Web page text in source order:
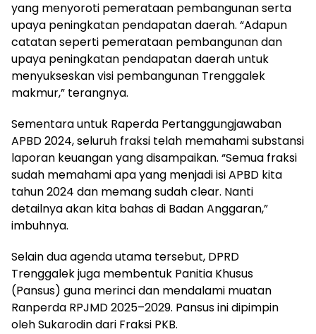
yang menyoroti pemerataan pembangunan serta
upaya peningkatan pendapatan daerah. “Adapun
catatan seperti pemerataan pembangunan dan
upaya peningkatan pendapatan daerah untuk
menyukseskan visi pembangunan Trenggalek
makmur,” terangnya.
Sementara untuk Raperda Pertanggungjawaban
APBD 2024, seluruh fraksi telah memahami substansi
laporan keuangan yang disampaikan. “Semua fraksi
sudah memahami apa yang menjadi isi APBD kita
tahun 2024 dan memang sudah clear. Nanti
detailnya akan kita bahas di Badan Anggaran,”
imbuhnya.
Selain dua agenda utama tersebut, DPRD
Trenggalek juga membentuk Panitia Khusus
(Pansus) guna merinci dan mendalami muatan
Ranperda RPJMD 2025–2029. Pansus ini dipimpin
oleh Sukarodin dari Fraksi PKB.